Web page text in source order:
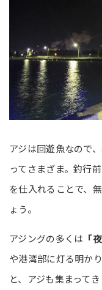
アジは回遊魚なので
ってさまざま。釣行
を仕入れることで、
ょう。
アジングの多くは 「
や港湾部に灯る明か
と、アジも集まって